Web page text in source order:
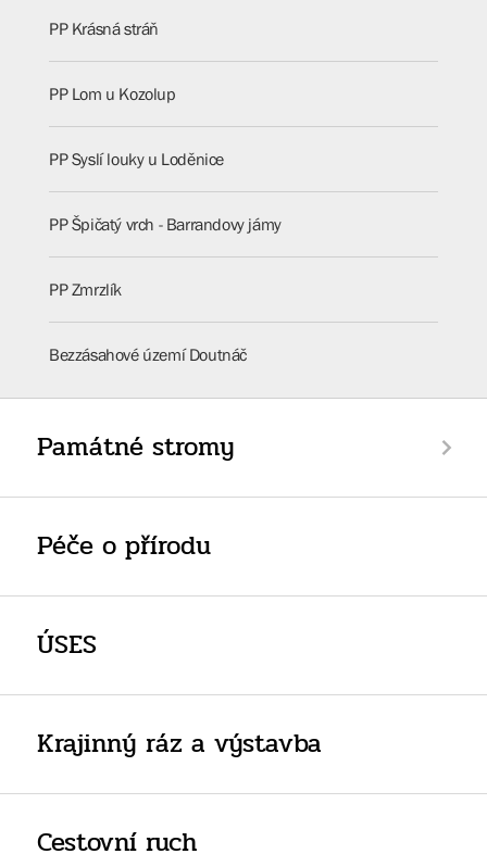
PP Krásná stráň
PP Lom u Kozolup
PP Syslí louky u Loděnice
PP Špičatý vrch - Barrandovy jámy
PP Zmrzlík
Bezzásahové území Doutnáč
Památné stromy
Péče o přírodu
ÚSES
Krajinný ráz a výstavba
Cestovní ruch